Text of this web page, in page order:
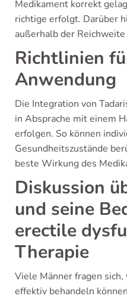
Medikament korrekt
richtige erfolgt. Darüber
außerhalb der
Richtlinien
Anwendung
Die Integration von
in Absprache mit einem
erfolgen. So können
Gesundheitszustände
beste Wirkung des
Diskussion
und seine
erectile
Therapie
Viele Männer fragen
effektiv behandeln